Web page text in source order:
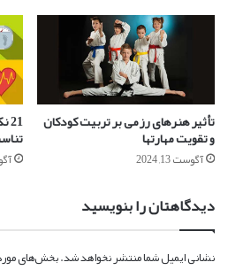
تأثیر هنرهای رزمی بر تربیت کودکان
و تقویت مهارتها
آگوست 13, 2024
دیدگاهتان را بنویسید
نشانی ایمیل شما منتشر نخواهد شد.بخش‌های